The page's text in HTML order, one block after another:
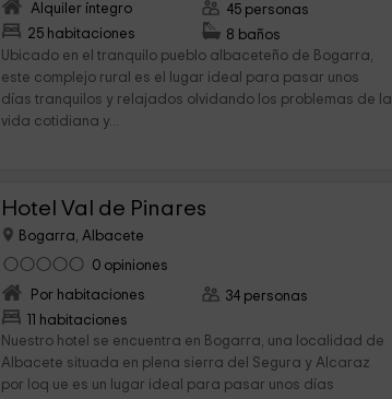
Alquiler íntegro
25 habitaciones
45 personas
8 baños
Ubicado en el tranquilo pueblo albaceteño de Bogarra,
este complejo rural es el lugar ideal para pasar unos
días tranquilos y relajados olvidando los problemas de la
vida cotidiana y...
Hotel Val de Pinares
Bogarra, Albacete
0 opiniones
Por habitaciones
11 habitaciones
34 personas
Nuestro hotel se encuentra en Bogarra, una localidad de
Albacete situada en plena sierra del Segura y Alcaraz
por loq ue es un lugar ideal para pasar unos días